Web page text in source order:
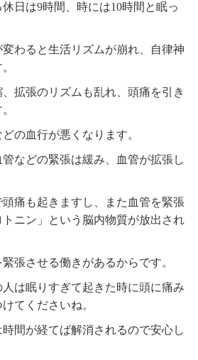
日は9時間、時には10時間と眠っ
わると生活リズムが崩れ、自律神
拡張のリズムも乱れ、頭痛を引き
の血行が悪くなります。
などの緊張は緩み、血管が拡張し
痛も起きますし、また血管を緊張
ニン」という脳内物質が放出され
張させる働きがあるからです。
は眠りすぎて起きた時に頭に痛み
てくださいね。
間が経てば解消されるので安心し